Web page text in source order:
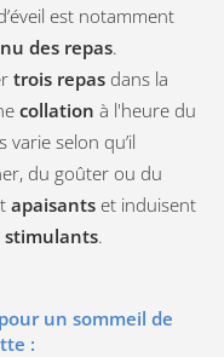
est notamment
des repas.
trois repas dans la
collation à l'heure du
selon qu’il
du goûter ou du
apaisants et induisent
stimulants.
un sommeil de
: